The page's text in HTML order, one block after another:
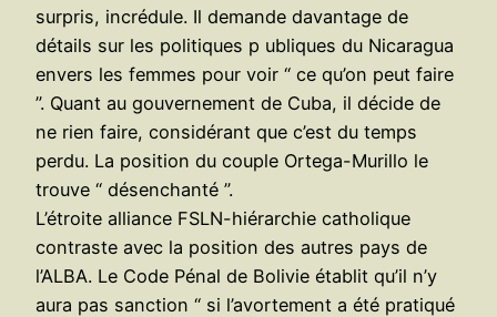
surpris, incrédule. Il demande davantage de
détails sur les politiques p ubliques du Nicaragua
envers les femmes pour voir “ ce qu’on peut faire
”. Quant au gouvernement de Cuba, il décide de
ne rien faire, considérant que c’est du temps
perdu. La position du couple Ortega-Murillo le
trouve “ désenchanté ”.
L’étroite alliance FSLN-hiérarchie catholique
contraste avec la position des autres pays de
l’ALBA. Le Code Pénal de Bolivie établit qu’il n’y
aura pas sanction “ si l’avortement a été pratiqué